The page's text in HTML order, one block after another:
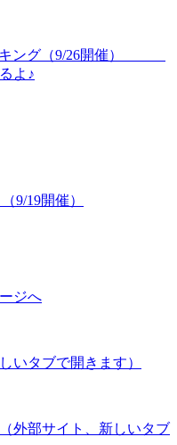
キング（9/26開催）
よ♪
9/19開催）